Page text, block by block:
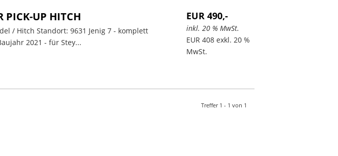
PICK-UP HITCH
/ Hitch Standort: 9631 Jenig 7 - komplett
2021 - für Stey...
EUR 490,-
inkl. 20 % MwSt.
EUR 408 exkl. 20 %
MwSt.
Treffer 1 - 1 von 1